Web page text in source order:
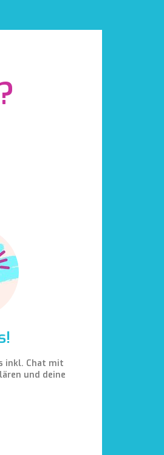
inkl. Chat mit
und deine